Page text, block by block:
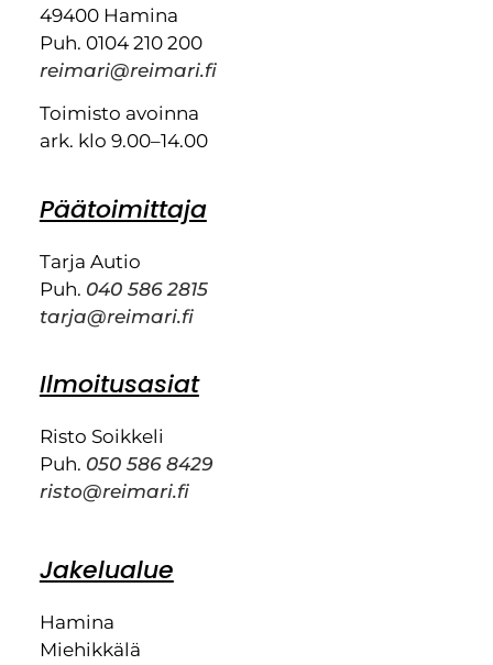
49400 Hamina
Puh. 0104 210 200
reimari@reimari.fi
Toimisto avoinna
ark. klo 9.00–14.00
Päätoimittaja
Tarja Autio
Puh. 040 586 2815
tarja@reimari.fi
Ilmoitusasiat
Risto Soikkeli
Puh. 050 586 8429
risto@reimari.fi
Jakelualue
Hamina
Miehikkälä